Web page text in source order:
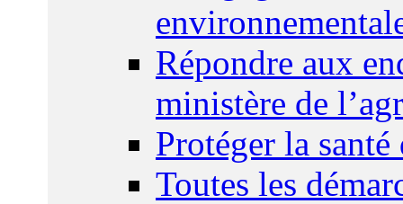
Répondre aux
ministère de
Protéger la
Toutes les